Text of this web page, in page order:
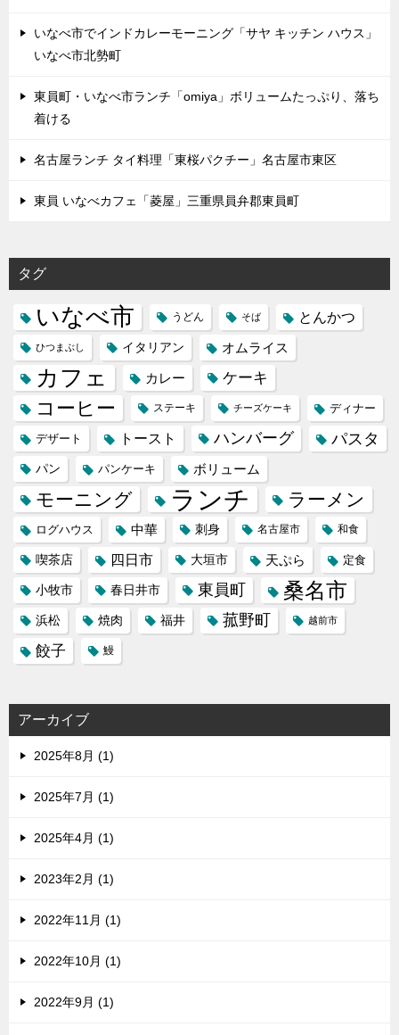
いなべ市でインドカレーモーニング「サヤ キッチン ハウス」
いなべ市北勢町
東員町・いなべ市ランチ「omiya」ボリュームたっぷり、落ち
着ける
名古屋ランチ タイ料理「東桜パクチー」名古屋市東区
東員 いなべカフェ「菱屋」三重県員弁郡東員町
タグ
いなべ市 うどん そば とんかつ
ひつまぶし イタリアン オムライス
カフェ カレー ケーキ
コーヒー ステーキ チーズケーキ ディナー
デザート トースト ハンバーグ パスタ
パン パンケーキ ボリューム
モーニング ランチ ラーメン
ログハウス 中華 刺身 名古屋市 和食
喫茶店 四日市 大垣市 天ぷら 定食
小牧市 春日井市 東員町 桑名市
浜松 焼肉 福井 菰野町 越前市
餃子 鰻
アーカイブ
2025年8月 (1)
2025年7月 (1)
2025年4月 (1)
2023年2月 (1)
2022年11月 (1)
2022年10月 (1)
2022年9月 (1)